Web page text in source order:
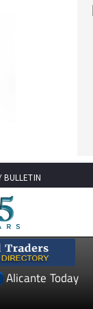
BULLETIN
Alicante Today